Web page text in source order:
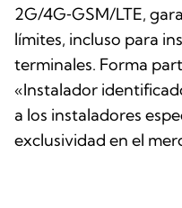
2G/4G‑GSM/LTE,
límites, incluso para
terminales. Forma
«Instalador
a los instaladores
exclusividad en el